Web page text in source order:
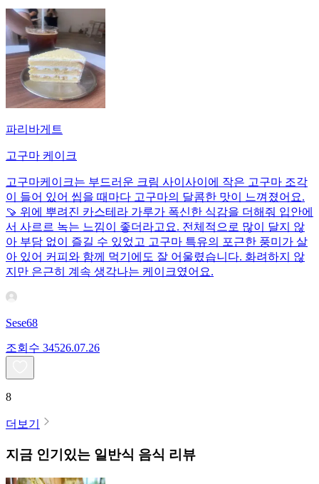
파리바게트
고구마 케이크
고구마케이크는 부드러운 크림 사이사이에 작은 고구마 조각
이 들어 있어 씹을 때마다 고구마의 달콤한 맛이 느껴졌어요.
🍠 위에 뿌려진 카스테라 가루가 폭신한 식감을 더해줘 입안에
서 사르르 녹는 느낌이 좋더라고요. 전체적으로 많이 달지 않
아 부담 없이 즐길 수 있었고 고구마 특유의 포근한 풍미가 살
아 있어 커피와 함께 먹기에도 잘 어울렸습니다. 화려하지 않
지만 은근히 계속 생각나는 케이크였어요.
Sese68
조회수 34526.07.26
8
더보기
지금 인기있는 일반식 음식 리뷰